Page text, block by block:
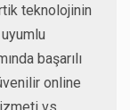
teknolojinin
başarılı
online